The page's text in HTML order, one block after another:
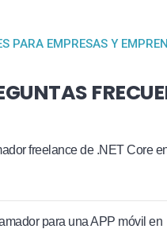
PARA EMPRESAS Y
freelance de .NET Core
para una APP móvil en